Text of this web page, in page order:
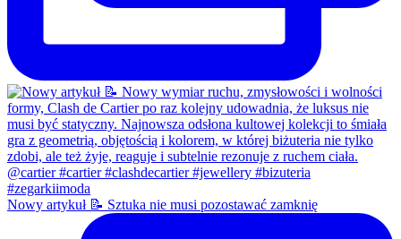
Nowy artykuł 📝 Sztuka nie musi pozostawać zamknię